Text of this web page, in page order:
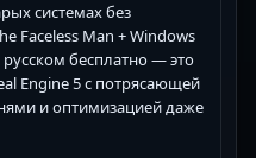
системах без
Faceless Man + Windows
русском бесплатно — это
Engine 5 с потрясающей
и оптимизацией даже